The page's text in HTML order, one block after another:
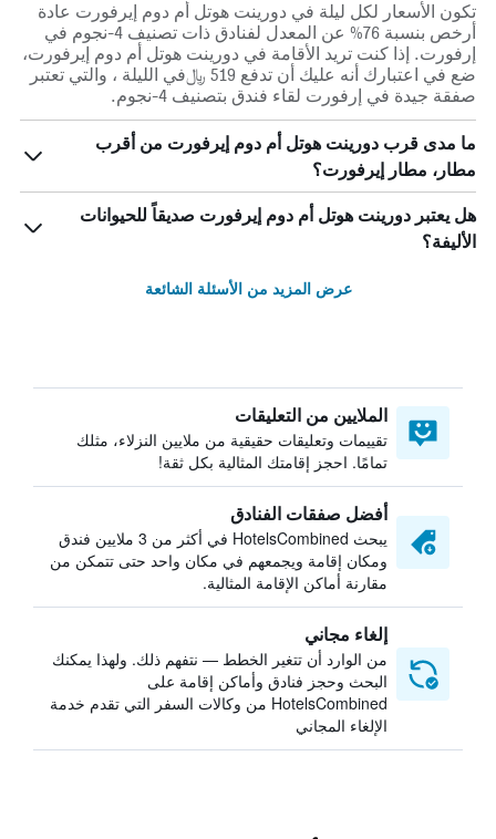
تكون الأسعار لكل ليلة في دورينت هوتل أم دوم إيرفورت عادة
أرخص بنسبة 76% عن المعدل لفنادق ذات تصنيف 4-نجوم في
إرفورت. إذا كنت تريد الأقامة في دورينت هوتل أم دوم إيرفورت،
ضع في اعتبارك أنه عليك أن تدفع 519 ﷼في الليلة ، والتي تعتبر
صفقة جيدة في إرفورت لقاء فندق بتصنيف 4-نجوم.
ما مدى قرب دورينت هوتل أم دوم إيرفورت من أقرب
مطار، مطار إيرفورت؟
هل يعتبر دورينت هوتل أم دوم إيرفورت صديقاً للحيوانات
الأليفة؟
عرض المزيد من الأسئلة الشائعة
الملايين من التعليقات
تقييمات وتعليقات حقيقية من ملايين النزلاء، مثلك
تمامًا. احجز إقامتك المثالية بكل ثقة!
أفضل صفقات الفنادق
يبحث HotelsCombined في أكثر من 3 ملايين فندق
ومكان إقامة ويجمعهم في مكان واحد حتى تتمكن من
مقارنة أماكن الإقامة المثالية.
إلغاء مجاني
من الوارد أن تتغير الخطط — نتفهم ذلك. ولهذا يمكنك
البحث وحجز فنادق وأماكن إقامة على
HotelsCombined من وكالات السفر التي تقدم خدمة
الإلغاء المجاني